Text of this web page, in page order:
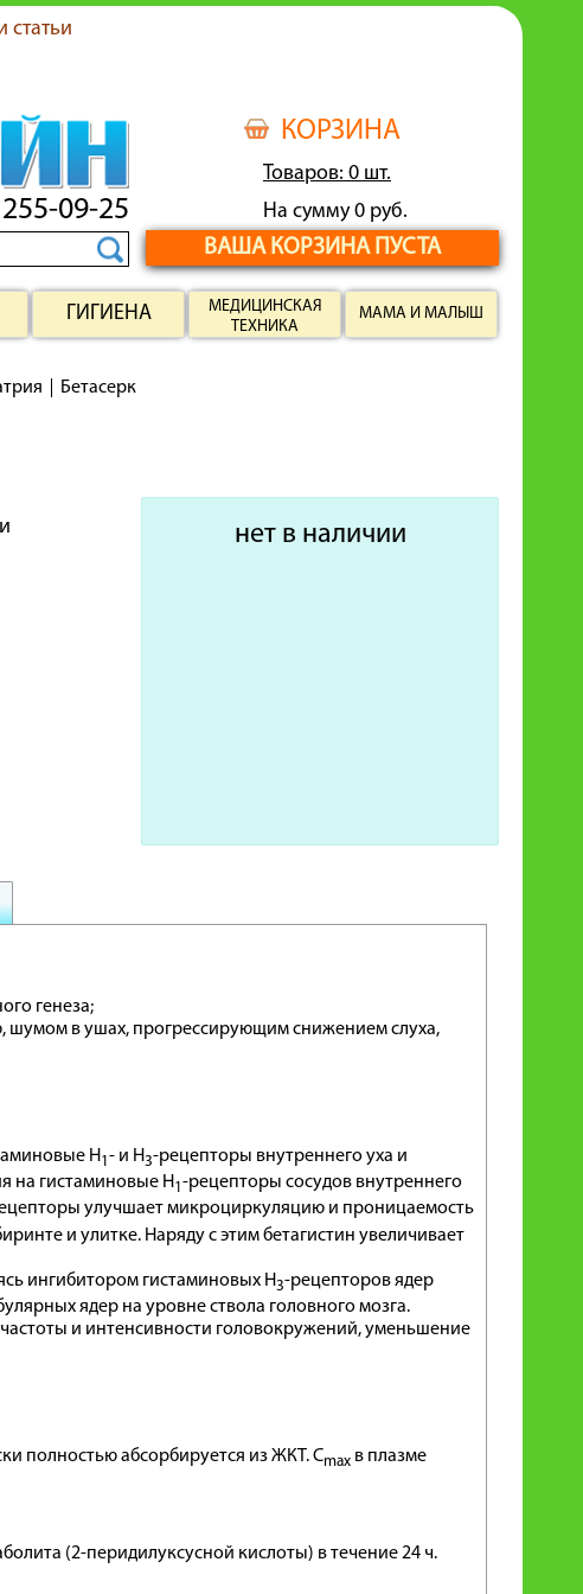
статьи
КОРЗИНА
Товаров: 0 шт.
На сумму 0 руб.
ВАША КОРЗИНА ПУСТА
09-25
ГИГИЕНА
МЕДИЦИНСКАЯ
ТЕХНИКА
МАМА И МАЛЫШ
Бетасерк
нет в наличии
генеза;
в ушах, прогрессирующим снижением слуха,
H 1 - и H3-рецепторы внутреннего уха и
на гистаминовые H 1 -рецепторы сосудов внутреннего
улучшает микроциркуляцию и проницаемость
и улитке. Наряду с этим бетагистин увеличивает
ингибитором гистаминовых H3-рецепторов ядер
ядер на уровне ствола головного мозга.
и интенсивности головокружений, уменьшение
полностью абсорбируется из ЖКТ. Cmax в плазме
(2-перидилуксусной кислоты) в течение 24 ч.